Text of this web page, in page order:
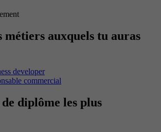
métiers auxquels tu auras
developer
commercial
diplôme les plus